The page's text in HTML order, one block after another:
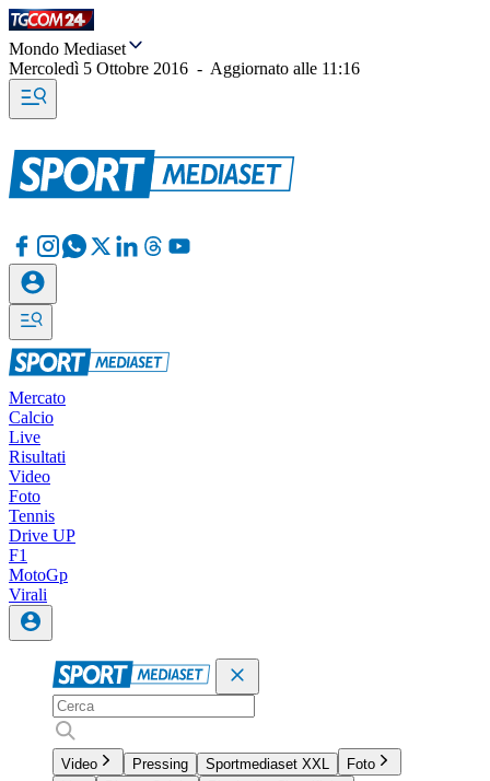
Mondo Mediaset
Mercoledì 5 Ottobre 2016 - Aggiornato alle 11:16
Mercato
Calcio
Live
Risultati
Video
Foto
Tennis
Drive UP
F1
MotoGp
Virali
Video Pressing Sportmediaset XXL
Foto